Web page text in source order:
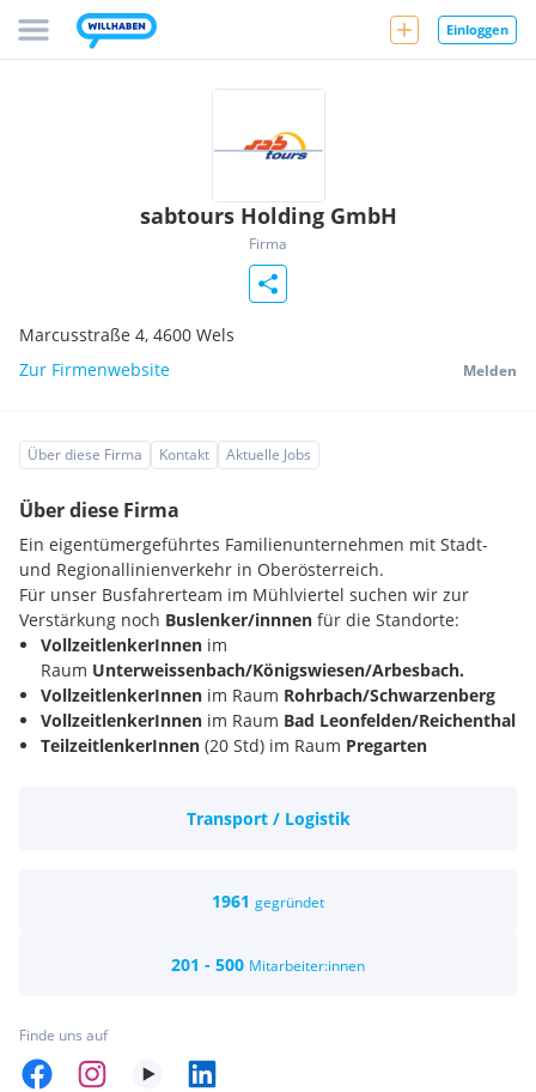
Einloggen
sabtours Holding GmbH
Firma
Marcusstraße 4, 4600 Wels
Zur Firmenwebsite
Melden
Über diese Firma Kontakt Aktuelle Jobs
Über diese Firma
Ein eigentümergeführtes Familienunternehmen mit Stadt-
und Regionallinienverkehr in Oberösterreich.
Für unser Busfahrerteam im Mühlviertel suchen wir zur
Verstärkung noch Buslenker/innnen für die Standorte:
VollzeitlenkerInnen im
Raum Unterweissenbach/Königswiesen/Arbesbach.
VollzeitlenkerInnen im Raum Rohrbach/Schwarzenberg
VollzeitlenkerInnen im Raum Bad Leonfelden/Reichenthal
TeilzeitlenkerInnen (20 Std) im Raum Pregarten
für planbare Freizeit
kurze Kommunikationswege
Transport / Logistik
1961 gegründet
201 - 500 Mitarbeiter:innen
Finde uns auf